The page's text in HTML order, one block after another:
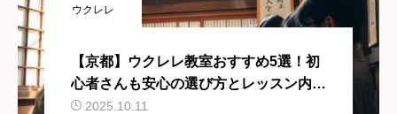
ウクレレ
【京都】ウクレレ教室おすすめ5選！初
心者さんも安心の選び方とレッスン内容
を徹底解説！
2025.10.11